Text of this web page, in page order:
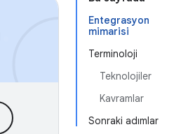
Entegrasyon
mimarisi
Terminoloji
Teknolojiler
Kavramlar
Sonraki adımlar